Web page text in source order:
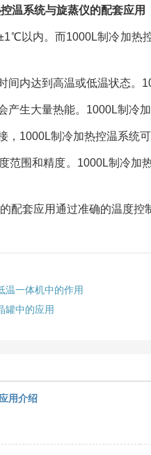
系统与旋蒸仪的配套应用
以内。而1000L制冷加热
间内达到高温或低温状态
产生大量热能。1000L制冷
，1000L制冷加热控温系统
范围和精度。1000L制冷
配套应用通过准确的温度
温一体机中的作用
罐中的应用
用介绍